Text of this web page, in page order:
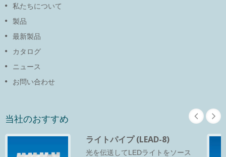
私たちについて
製品
最新製品
カタログ
ニュース
お問い合わせ
当社のおすすめ
ライトパイプ (LEAD-8)
光を伝送してLEDライトをソース